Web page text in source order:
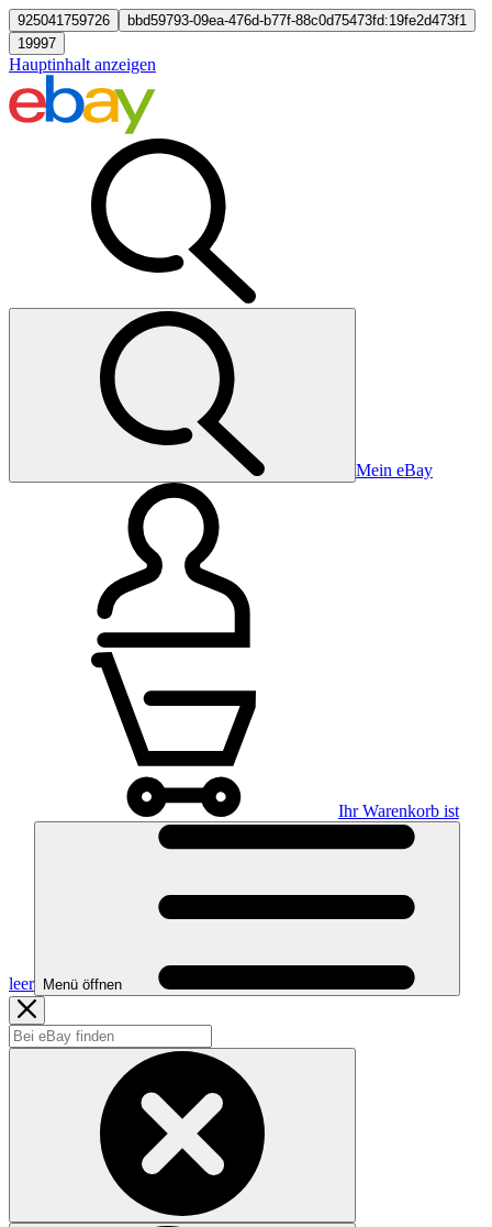
925041759726
bbd59793-09ea-476d-b77f-88c0d75473fd:19fe2d473f1
19997
Hauptinhalt anzeigen
Mein eBay
Ihr Warenkorb ist
leer Menü öffnen